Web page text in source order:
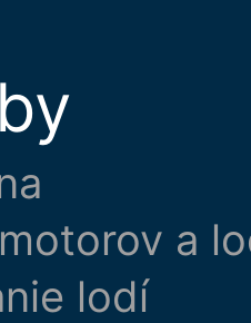
a
lodí